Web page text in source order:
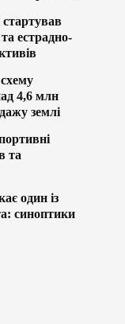
стартував
естрадно-
4,6 млн
землі
та
один із
синоптики